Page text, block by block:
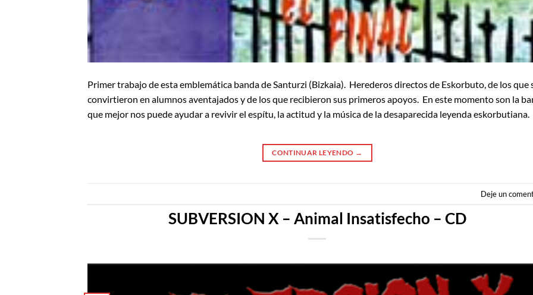
Primer trabajo de esta emblemática banda de Santurzi (Bizkaia). Herederos directos de Eskorbuto, de los que
convirtieron en alumnos aventajados y de los que recibieron sus primeros apoyos. En este momento son la
que mejor nos puede ayudar a revivir el espítu, la actitud y la música de la desaparecida leyenda eskorbutiana.
CONTINUAR LEYENDO →
Deje un
SUBVERSION X – Animal Insatisfecho – CD